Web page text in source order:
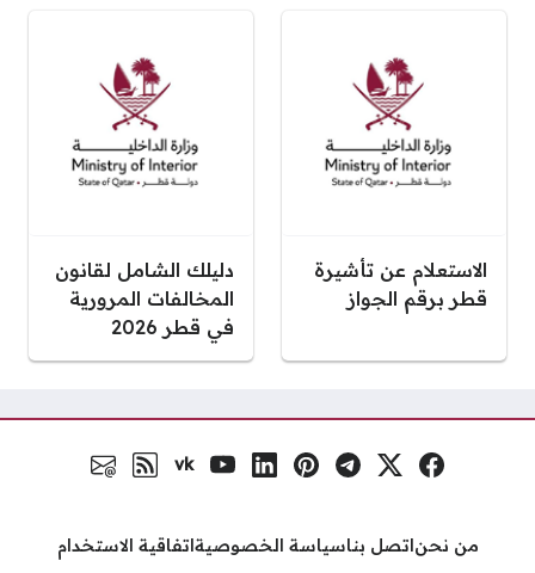
الاستعلام عن تأشيرة
قطر برقم الجواز
دليلك الشامل لقانون
المخالفات المرورية
في قطر 2026
مواقع التواصل فيسبوكمنصة إكس
تلغرامبنترستلينكد إنيوتيوبvk
VK.com
رابط RSS البريد
من نحناتصل بناسياسة الخصوصيةاتفاقية الاستخدام